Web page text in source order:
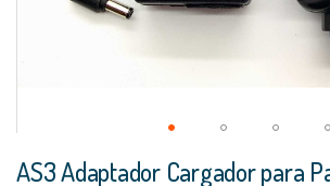
al
AS3 Adaptador Cargador para